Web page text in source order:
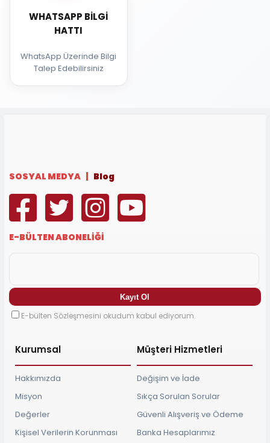
WHATSAPP BILGI
HATTI
WhatsApp Üzerinde Bilgi
Talep Edebilirsiniz
SOSYAL MEDYA | Blog
E-BÜLTEN ABONELİĞİ
E-bülten Sözleşmesini okudum kabul ediyorum.
Kurumsal
Hakkımızda
Misyon
Değerler
Kişisel Verilerin Korunması
Müşteri Hizmetleri
Değişim ve İade
Sıkça Sorulan Sorular
Güvenli Alışveriş ve Ödeme
Banka Hesaplarımız